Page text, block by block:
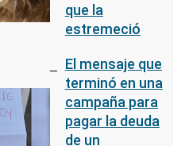
que la
estremeció
El mensaje que
terminó en una
campaña para
pagar la deuda
de un